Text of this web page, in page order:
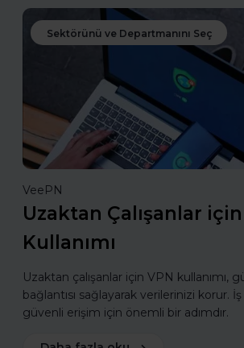
Sektörünü ve Departmanını Seç
VeePN
Uzaktan Çalışanlar için
Kullanımı
Uzaktan çalışanlar için VPN kullanımı,
bağlantısı sağlayarak verilerinizi korur.
güvenli erişim için önemli bir adımdır.